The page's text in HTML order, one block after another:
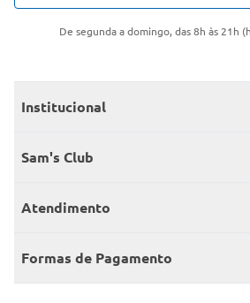
De segunda a domingo, das 8h às 21h
Institucional
Quem somos
Encontre um Clube
Sam's Club
Seja sócio
Member’s Mark
Atendimento
Fale conosco
Atendimento em libras
Formas de Pagamento